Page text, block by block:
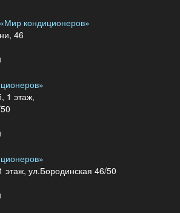
кондиционеров»
46
1 этаж,
ул.Бородинская 46/50